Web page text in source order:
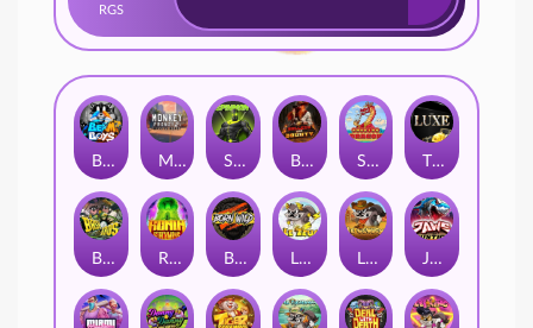
RGS
Beam Boys Monkey Frenzy 2: Boss is Here! Spinman BULLETS AND BOUNTY SMOKING DRAGON The Luxe
BASH BROS Ronin Stackways Born Wild LE ZEUS LE COWBOY JAWS OF JUSTICE